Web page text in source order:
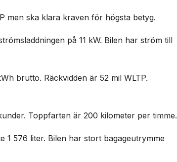
men ska klara kraven för högsta betyg.
på 11 kW. Bilen har ström till
brutto. Räckvidden är 52 mil WLTP.
Toppfarten är 200 kilometer per timme.
1 576 liter. Bilen har stort bagageutrymme